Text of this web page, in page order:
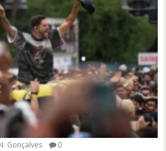
Gonçalves 0